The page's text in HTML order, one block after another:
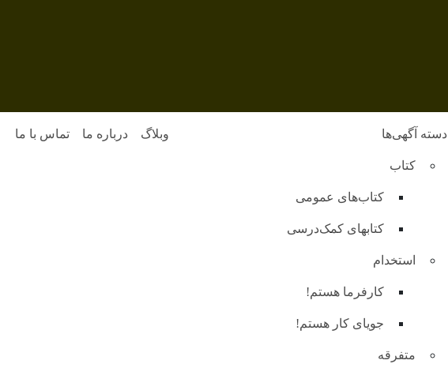
دسته آگهی‌ها
کتاب
کتاب‌های عمومی
کتابهای کمک‌درسی
استخدام
کارفرما هستم!
جویای کار هستم!
متفرقه
وبلاگ درباره ما تماس با ما